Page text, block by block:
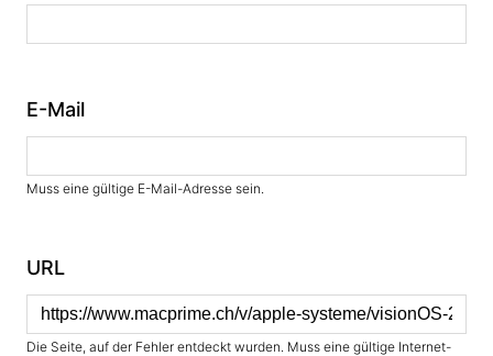
E-Mail
Muss eine gültige E-Mail-Adresse sein.
URL
Die Seite, auf der Fehler entdeckt wurden. Muss eine gültige Internet-